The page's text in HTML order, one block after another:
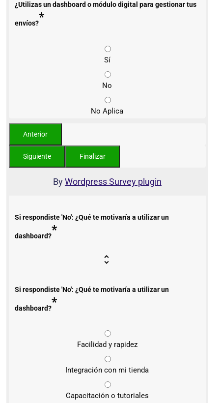
¿Utilizas un dashboard o módulo digital para gestionar tus
envíos?*
Sí
No
No Aplica
ByWordpress Survey plugin
Si respondiste 'No': ¿Qué te motivaría a utilizar un
dashboard?*
Si respondiste 'No': ¿Qué te motivaría a utilizar un
dashboard?*
Facilidad y rapidez
Integración con mi tienda
Capacitación o tutoriales